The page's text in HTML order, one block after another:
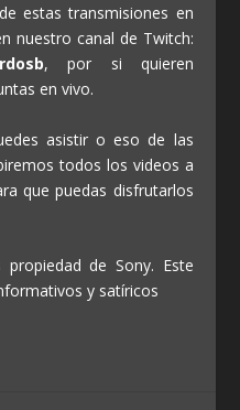
estas transmisiones en
nuestro canal de Twitch:
, por si quieren
en vivo.
asistir o eso de las
todos los videos a
que puedas disfrutarlos
de Sony. Este
y satíricos